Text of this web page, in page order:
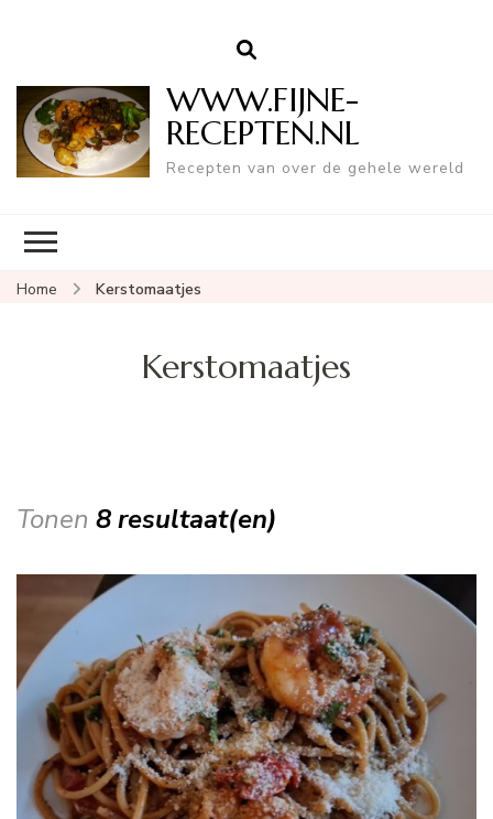
WWW.FIJNE-
RECEPTEN.NL
Recepten van over de gehele wereld
Home Kerstomaatjes
Kerstomaatjes
Tonen 8 resultaat(en)